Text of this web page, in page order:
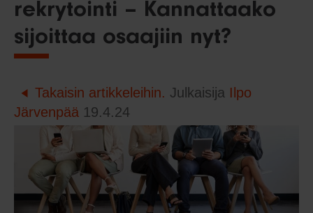
rekrytointi – Kannattaako
sijoittaa osaajiin nyt?
Takaisin artikkeleihin. Julkaisija Ilpo
Järvenpää 19.4.24